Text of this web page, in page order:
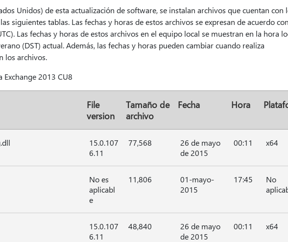
Unidos) de esta actualización de software, se instalan archivos que cuentan con
siguientes tablas. Las fechas y horas de estos archivos se expresan de acuerdo
Las fechas y horas de estos archivos en el equipo local se muestran en la hora
(DST) actual. Además, las fechas y horas pueden cambiar cuando realiza
los archivos.
2013 CU8
File
version
Tamaño de
archivo
Fecha Hora
15.0.107
6.11
77,568
26 de mayo
de 2015
00:11 x64
No es
aplicabl
e
11,806
01-mayo-
2015
17:45
No
15.0.107
6.11
48,840
26 de mayo
de 2015
00:11 x64